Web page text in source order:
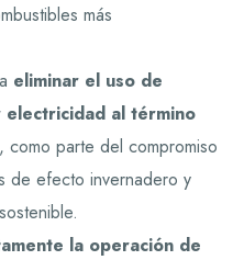
más
eliminar el uso de
al término
, como parte del compromiso
de efecto invernadero y
la operación de